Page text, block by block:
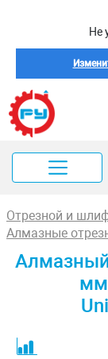
Не
Отрезной и
Алмазные
мм